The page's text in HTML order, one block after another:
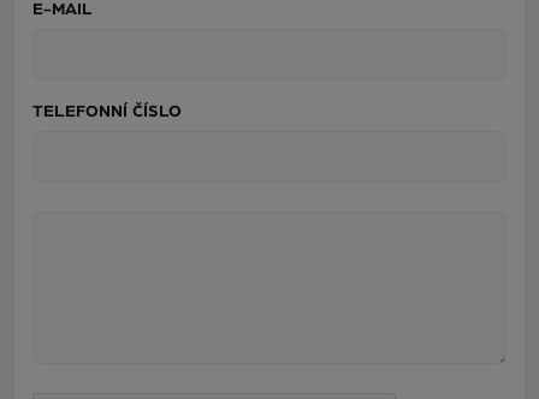
E-MAIL
TELEFONNÍ ČÍSLO